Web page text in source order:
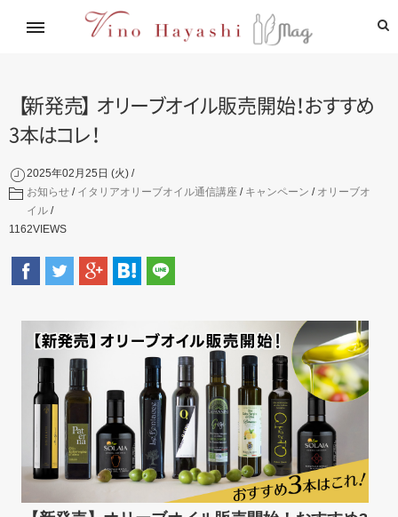
林基就イタリア紀行
レシピ
【新発売】 オリーブオイル販売開始！おすすめ
3本はコ レ！
2025年02月25日 (火)
お知らせ / イタリアオリーブオイル通信講座 / キャンペーン / オリーブオ
イル
1162VIEWS